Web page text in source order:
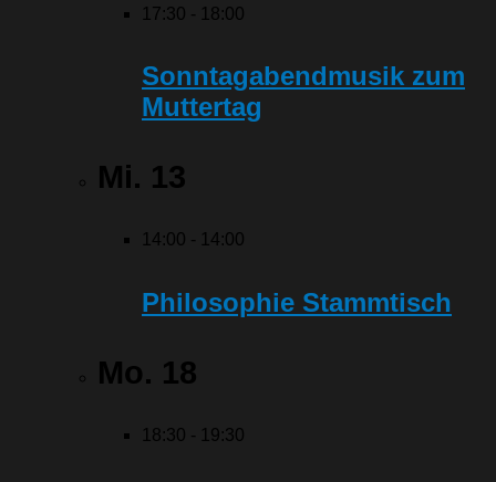
17:30 - 18:00
Sonntagabendmusik zum
Muttertag
Mi. 13
14:00 - 14:00
Philosophie Stammtisch
Mo. 18
18:30 - 19:30